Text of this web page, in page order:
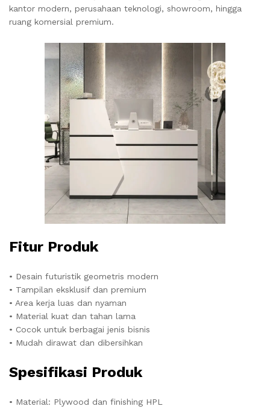
kantor modern, perusahaan teknologi, showroom, hingga
ruang komersial premium.
Fitur Produk
• Desain futuristik geometris modern
• Tampilan eksklusif dan premium
• Area kerja luas dan nyaman
• Material kuat dan tahan lama
• Cocok untuk berbagai jenis bisnis
• Mudah dirawat dan dibersihkan
Spesifikasi Produk
• Material: Plywood dan finishing HPL